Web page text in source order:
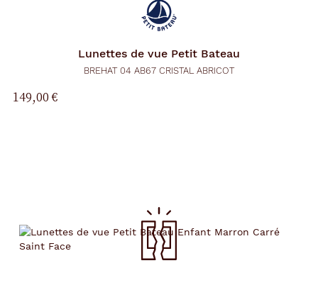
Lunettes de vue Petit Bateau
BREHAT 04 AB67 CRISTAL ABRICOT
149,00 €